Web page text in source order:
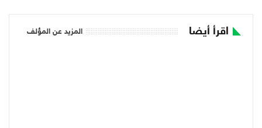
اقرأ أيضا المزيد عن المؤلف